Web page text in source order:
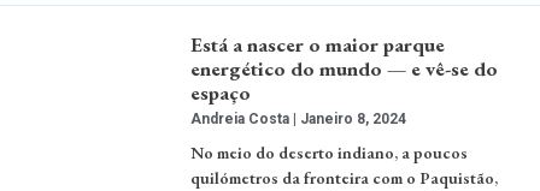
Está a nascer o maior parque
energético do mundo — e vê-se do
espaço
Andreia Costa Janeiro 8, 2024
No meio do deserto indiano, a poucos
quilómetros da fronteira com o Paquistão,